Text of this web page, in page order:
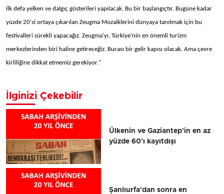
ilk defa yelken ve dalgıç gösterileri yapılacak. Bu bir başlangıçtır. Bugüne kadar
yüzde 20'si ortaya çıkarılan Zeugma Mozaiklerini dünyaya tanıtmak için bu
festivalleri sürekli yapacağız. Zeugma'yı, Türkiye'nin en önemli turizm
merkezlerinden biri haline getireceğiz. Burası bir gelir kapısı olacak. Ama çevre
kirliliğine dikkat etmemiz gerekiyor."
İlginizi Çekebilir
Ülkenin ve Gaziantep'in en az
yüzde 60’ı kayıtdışı
Şanlıurfa'dan sonra en